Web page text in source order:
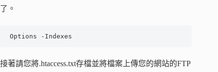
了。
Options -Indexes
接著請您將.htaccess.txt存檔並將檔案上傳您的網站的FTP